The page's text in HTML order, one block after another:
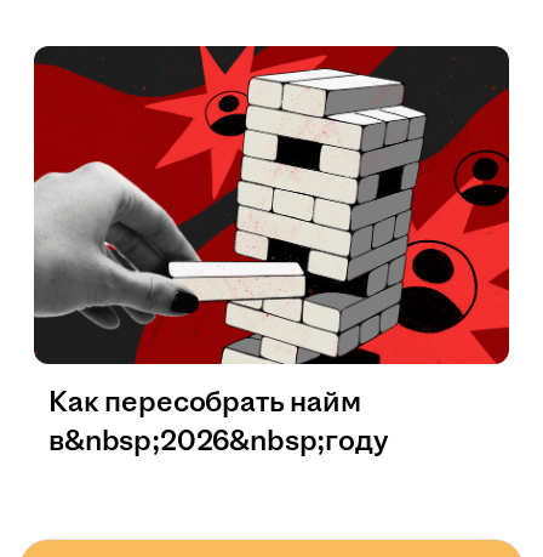
Как пересобрать найм
в&nbsp;2026&nbsp;году